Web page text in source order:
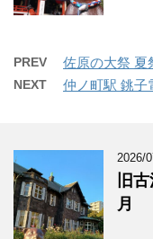
PREV 佐原の大祭 夏
NEXT 仲ノ町駅 銚子
2026/
旧
月